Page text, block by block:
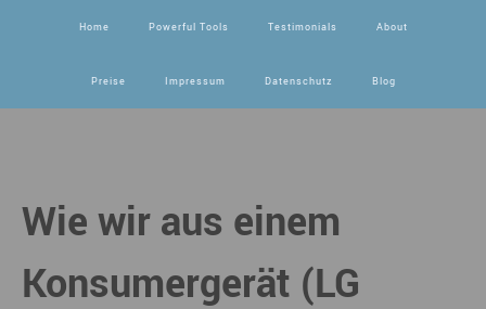
Home Powerful Tools Testimonials About
Preise Impressum Datenschutz Blog
Wie wir aus einem
Konsumergerät (LG